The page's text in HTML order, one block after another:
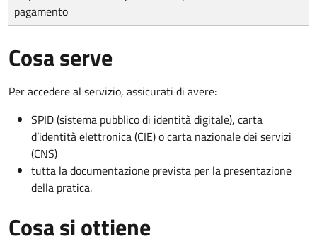
pagamento
Cosa serve
Per accedere al servizio, assicurati di avere:
SPID (sistema pubblico di identità digitale), carta
d’identità elettronica (CIE) o carta nazionale dei servizi
(CNS)
tutta la documentazione prevista per la presentazione
della pratica.
Cosa si ottiene